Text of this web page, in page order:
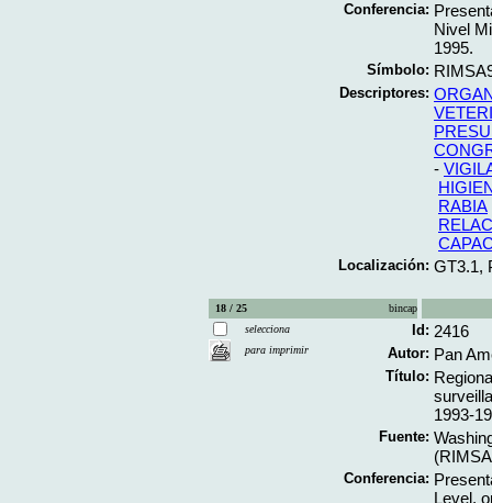
Conferencia:
Nivel
1995.
Símbolo:
Descriptores:
-
RABIA
Localización: GT3.1,
18 / 25
bincap
selecciona
para imprimir
Id: 2416
Autor: Pan
Título:
1993-
Fuente:
Conferencia:
Level,